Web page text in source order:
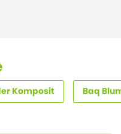
Komposit Baq